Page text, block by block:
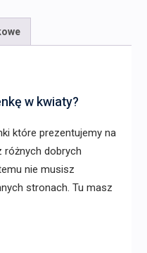
w kwiaty?
które prezentujemy na
różnych dobrych
nie musisz
stronach. Tu masz